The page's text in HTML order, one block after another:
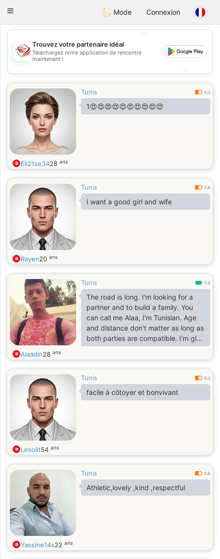
StatesDating
Toggle
Mode Connexion
💖
💕
Trouvez votre partenaire idéal
Téléchargez notre application de rencontre
maintenant !
Tunis 0.3
1😍😍😍😍😍😍😍😍😍😍
Eli21se3428 ans
Tunis 0.6
I want a good girl and wife
Rayen20 ans
Tunis 0.9
The road is long. I'm looking for a
partner and to build a family. You
can call me Alaa, I'm Tunisian. Age
and distance don't matter as long as
both parties are compatible. I'm glad
you're here.
Alaadin28 ans
Tunis 0.3
facile à côtoyer et bonvivant
Lesolit54 ans
Tunis 0.6
Athletic,lovely ,kind ,respectful
Yassine14x22 ans